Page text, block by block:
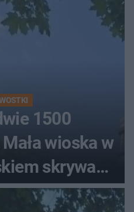
1500
wioska w
skrywa
tu nawet król